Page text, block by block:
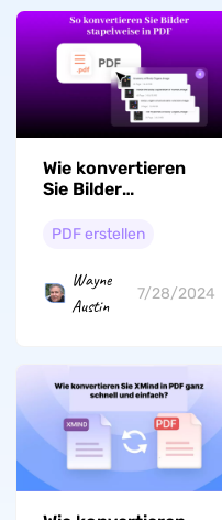
Wie konvertieren
Sie Bilder
- 5 Wege
PDF erstellen
Wayne
Austin
7/28/2024